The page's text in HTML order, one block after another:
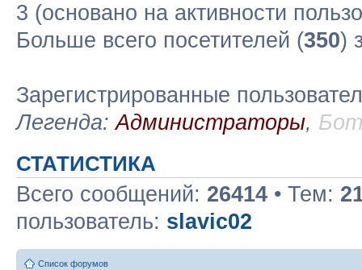
3 (основано на активности
Больше всего посетителей (350)
Зарегистрированные
Легенда:Администраторы,
СТАТИСТИКА
Всего сообщений: 26414 • Тем:
пользователь: slavic02
Список форумов